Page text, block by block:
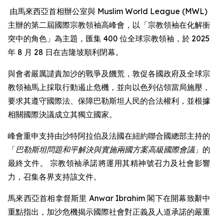
由馬來西亞首相辦公室與 Muslim World League (MWL)
主辦的第二屆國際宗教領袖高峰會，以「宗教領袖在化解衝
突中的角色」為主題，匯集 400 位全球宗教領袖，於 2025
年 8 月 28 日在吉隆坡順利閉幕。
與會者嚴厲譴責加沙的戰爭及饑荒，敦促各國政府及全球宗
教領袖馬上採取行動遏止危機，並向以色列佔領當局施壓，
要求其遵守國際法、保障巴勒斯坦人民的合法權利，並根據
相關國際決議成立其獨立國家。
峰會重申支持由沙特阿拉伯及法國在紐約聯合國總部主持的
「巴勒斯坦問題和平解決與實施兩國方案高級國際會議」的
最終文件。 宗教領袖承諾將運用其精神號召力及社會影響
力，召集各界支持該文件。
馬來西亞首相拿督斯里 Anwar Ibrahim 閣下在開幕致辭中
重點指出，加沙危機揭示國際社會對正義及人道承諾的嚴重